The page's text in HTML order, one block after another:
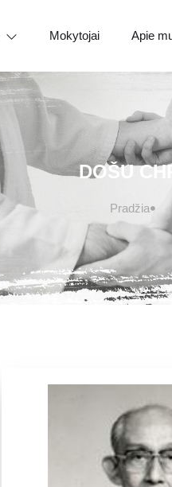
Mokytojai Apie
DOŠU
Pradžia